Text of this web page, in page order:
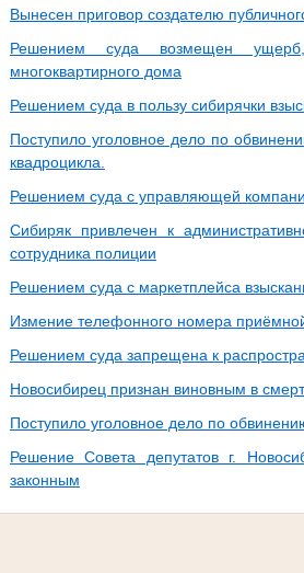
Вынесен приговор создателю
Решением суда возмещен
многоквартирного дома
Решением суда в пользу сибирячки
Поступило уголовное дело по
квадроцикла.
Решением суда с управляющей
Сибиряк привлечен к
сотрудника полиции
Решением суда с маркетплейса
Измение телефонного номера
Решением суда запрещена к
Новосибирец признан виновным в
Поступило уголовное дело по
Решение Совета депутатов г.
законным